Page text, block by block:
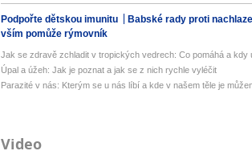
Podpořte dětskou imunitu
Babské rady proti
vším pomůže rýmovník
Jak se zdravě zchladit v tropických vedrech: Co pomáhá a kdy
Úpal a úžeh: Jak je poznat a jak se z nich rychle vyléčit
Parazité v nás: Kterým se u nás líbí a kde v našem těle je
Video